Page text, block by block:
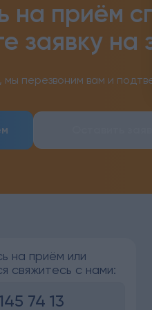
на приём
заявку на
перезвоним вам и
на приём или
свяжитесь с нами:
74 13